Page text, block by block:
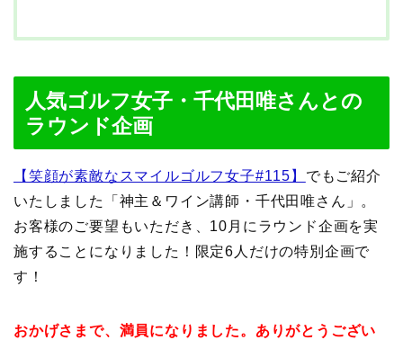
人気ゴルフ女子・千代田唯さんとの
ラウンド企画
【笑顔が素敵なスマイルゴルフ女子#115】 でもご紹介
いたしました「神主＆ワイン講師・千代田唯さん」。
お客様のご要望もいただき、10月にラウンド企画を実
施することになりました！限定6人だけの特別企画で
す！
おかげさまで、満員になりました。ありがとうござい